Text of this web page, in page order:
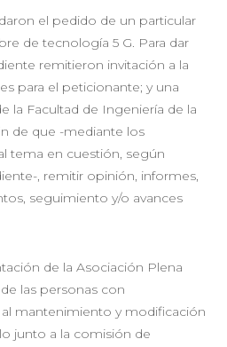
el pedido de un particular
de tecnología 5 G. Para dar
remitieron invitación a la
para el peticionante; y una
la Facultad de Ingeniería de la
de que -mediante los
tema en cuestión, según
, remitir opinión, informes,
seguimiento y/o avances
de la Asociación Plena
las personas con
mantenimiento y modificación
junto a la comisión de